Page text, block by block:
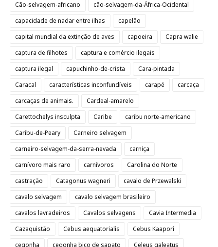
Cão-selvagem-africano
cão-selvagem-da-África-Ocidental
capacidade de nadar entre ilhas
capelão
capital mundial da extinção de aves
capoeira
Capra walie
captura de filhotes
captura e comércio ilegais
captura ilegal
capuchinho-de-crista
Cara-pintada
Caracal
características inconfundíveis carapé
carcaça
carcaças de animais.
Cardeal-amarelo
Carettochelys insculpta
Caribe
caribu norte-americano
Caribu-de-Peary
Carneiro selvagem
carneiro-selvagem-da-serra-nevada
carniça
carnívoro mais raro
carnívoros
Carolina do Norte
castração
Catagonus wagneri
cavalo de Przewalski
cavalo selvagem
cavalo selvagem brasileiro
cavalos lavradeiros
Cavalos selvagens
Cavia Intermedia
Cazaquistão
Cebus aequatorialis
Cebus Kaapori
cegonha
cegonha bico de sapato Celeus galeatus